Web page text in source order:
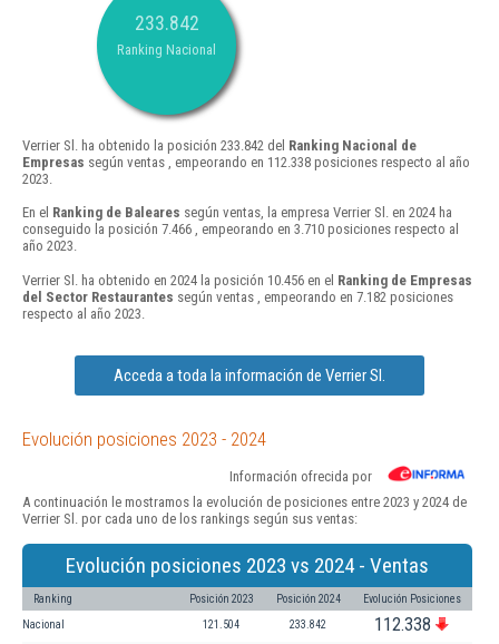
233.842
Ranking Nacional
Verrier Sl. ha obtenido la posición 233.842 del Ranking Nacional de
Empresas según ventas , empeorando en 112.338 posiciones respecto al año
2023.
En el Ranking de Baleares según ventas, la empresa Verrier Sl. en 2024 ha
conseguido la posición 7.466 , empeorando en 3.710 posiciones respecto al
año 2023.
Verrier Sl. ha obtenido en 2024 la posición 10.456 en el Ranking de Empresas
del Sector Restaurantes según ventas , empeorando en 7.182 posiciones
respecto al año 2023.
Acceda a toda la información de Verrier Sl.
Evolución posiciones 2023 - 2024
Información ofrecida por
A continuación le mostramos la evolución de posiciones entre 2023 y 2024 de
Verrier Sl. por cada uno de los rankings según sus ventas:
Evolución posiciones 2023 vs 2024 - Ventas
Ranking Posición 2023 Posición 2024 Evolución Posiciones
Nacional 121.504 233.842 112.338